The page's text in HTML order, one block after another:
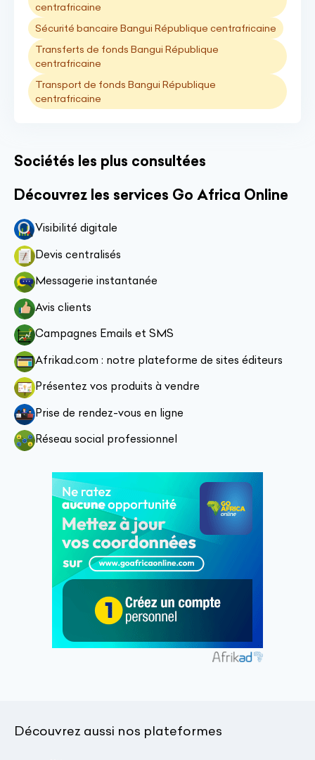
centrafricaine
Sécurité bancaire Bangui République centrafricaine
Transferts de fonds Bangui République
centrafricaine
Transport de fonds Bangui République
centrafricaine
Sociétés les plus consultées
Découvrez les services Go Africa Online
Visibilité digitale
Devis centralisés
Messagerie instantanée
Avis clients
Campagnes Emails et SMS
Afrikad.com : notre plateforme de sites éditeurs
Présentez vos produits à vendre
Prise de rendez-vous en ligne
Réseau social professionnel
Découvrez aussi nos plateformes